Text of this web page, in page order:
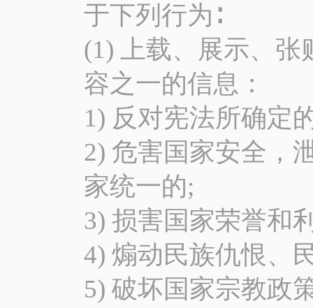
于下列行为∶
(1) 上载、展示、
容之一的信息：
1) 反对宪法所确定
2) 危害国家安全，
家统一的;
3) 损害国家荣誉和
4) 煽动民族仇恨、
5) 破坏国家宗教政